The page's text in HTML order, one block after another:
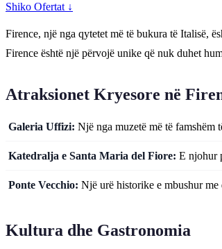
Shiko Ofertat ↓
Firence, një nga qytetet më të bukura të Italisë,
Firence është një përvojë unike që nuk duhet
Atraksionet Kryesore në
Galeria Uffizi: Një nga muzetë më të
Katedralja e Santa Maria del Fiore: E njohur
Ponte Vecchio: Një urë historike e mbushur
Kultura dhe Gastronomia